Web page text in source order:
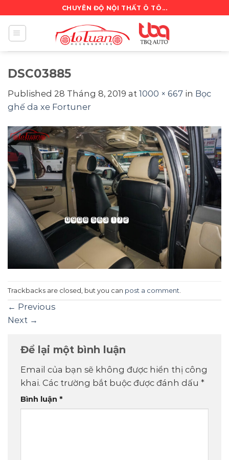
content
CHUYÊN ĐỘ NỘI THẤT Ô TÔ...
DSC03885
Published 28 Tháng 8, 2019 at 1000 × 667 in Bọc
ghế da xe Fortuner
Trackbacks are closed, but you can post a comment
← Previous
Next →
Để lại một bình luận
Email của bạn sẽ không được hiển thị công
khai. Các trường bắt buộc được đánh dấu *
Bình luận *